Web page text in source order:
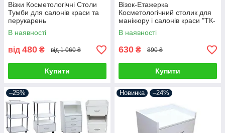
Візки Косметологічні Столи
Тумби для салонів краси та
перукарень
В наявності
від 480 ₴ від 1 060 ₴
Купити
Візок-Етажерка
Косметологічний столик для
манікюру і салонів краси "ТК-
Міні"
В наявності
630 ₴ 890 ₴
Купити
–25% Новинка –24%